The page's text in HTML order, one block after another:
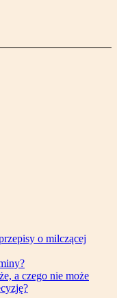
o milczącej
a czego nie może